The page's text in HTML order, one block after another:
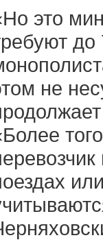
это
до
не